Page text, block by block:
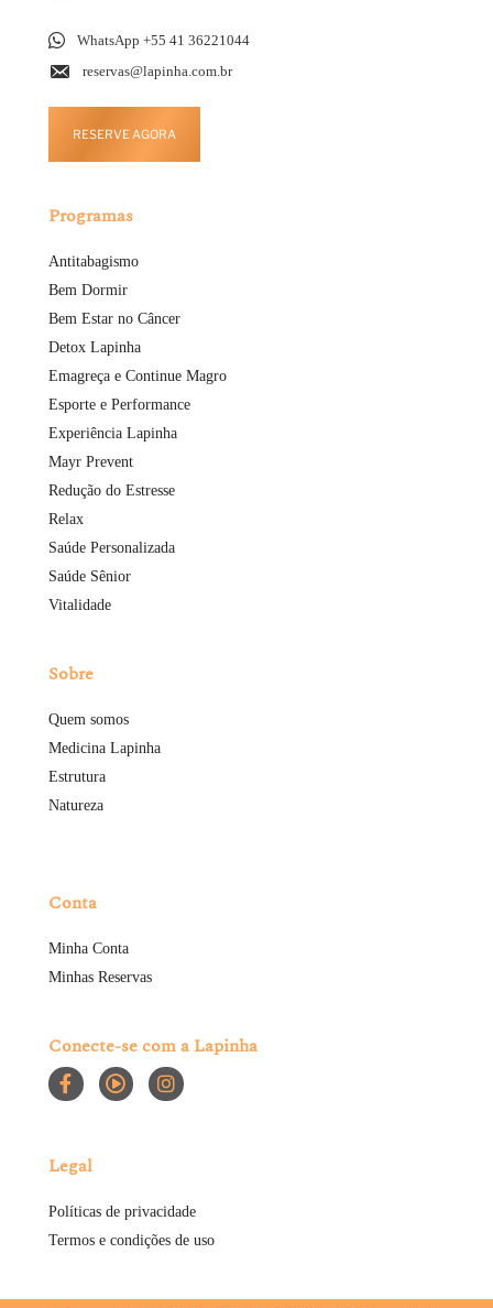
WhatsApp +55 41 36221044
reservas@lapinha.com.br
RESERVE AGORA
Programas
Antitabagismo
Bem Dormir
Bem Estar no Câncer
Detox Lapinha
Emagreça e Continue Magro
Esporte e Performance
Experiência Lapinha
Mayr Prevent
Redução do Estresse
Relax
Saúde Personalizada
Saúde Sênior
Vitalidade
Sobre
Quem somos
Medicina Lapinha
Estrutura
Natureza
Conta
Minha Conta
Minhas Reservas
Conecte-se com a Lapinha
Legal
Políticas de privacidade
Termos e condições de uso